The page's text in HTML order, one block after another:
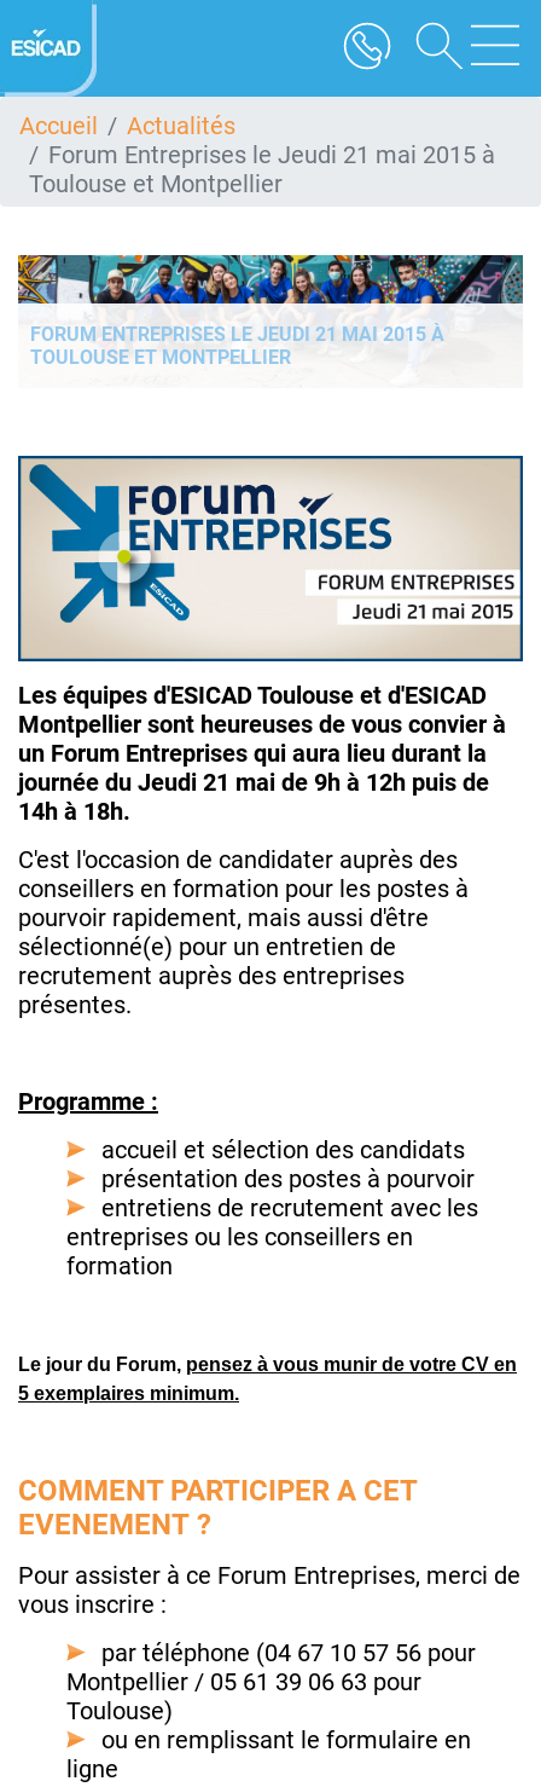
au
contenu
Accueil
Actualités
Forum Entreprises le Jeudi 21 mai 2015 à
Toulouse et Montpellier
FORUM ENTREPRISES LE JEUDI 21 MAI 2015 À
TOULOUSE ET MONTPELLIER
Les équipes d'ESICAD Toulouse et d'ESICAD
Montpellier sont heureuses de vous convier à
un Forum Entreprises qui aura lieu durant la
journée du Jeudi 21 mai de 9h à 12h puis de
14h à 18h.
C'est l'occasion de candidater auprès des
conseillers en formation pour les postes à
pourvoir rapidement, mais aussi d'être
sélectionné(e) pour un entretien de
recrutement auprès des entreprises
présentes.
Programme :
accueil et sélection des candidats
présentation des postes à pourvoir
entretiens de recrutement avec les
entreprises ou les conseillers en
formation
Le jour du Forum, pensez à vous munir de votre CV en
5 exemplaires minimum.
COMMENT PARTICIPER A CET
EVENEMENT ?
Pour assister à ce Forum Entreprises, merci de
vous inscrire :
par téléphone (04 67 10 57 56 pour
Montpellier / 05 61 39 06 63 pour
Toulouse)
ou en remplissant le formulaire en
ligne